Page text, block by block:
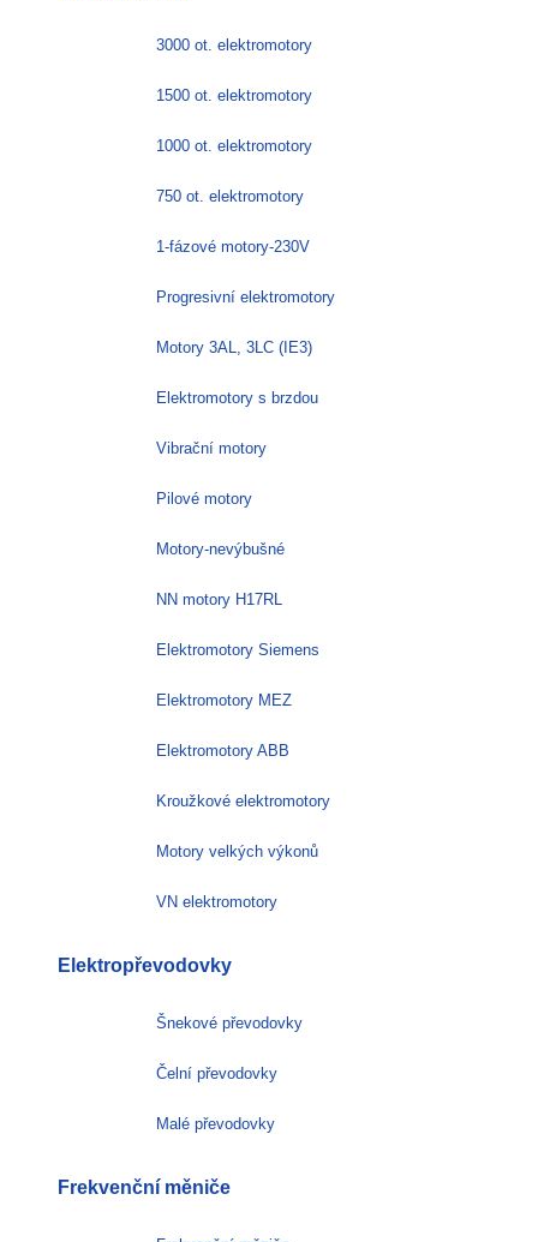
3000 ot. elektromotory
1500 ot. elektromotory
1000 ot. elektromotory
750 ot. elektromotory
1-fázové motory-230V
Progresivní elektromotory
Motory 3AL, 3LC (IE3)
Elektromotory s brzdou
Vibrační motory
Pilové motory
Motory-nevýbušné
NN motory H17RL
Elektromotory Siemens
Elektromotory MEZ
Elektromotory ABB
Kroužkové elektromotory
Motory velkých výkonů
VN elektromotory
Elektropřevodovky
Šnekové převodovky
Čelní převodovky
Malé převodovky
Frekvenční měniče